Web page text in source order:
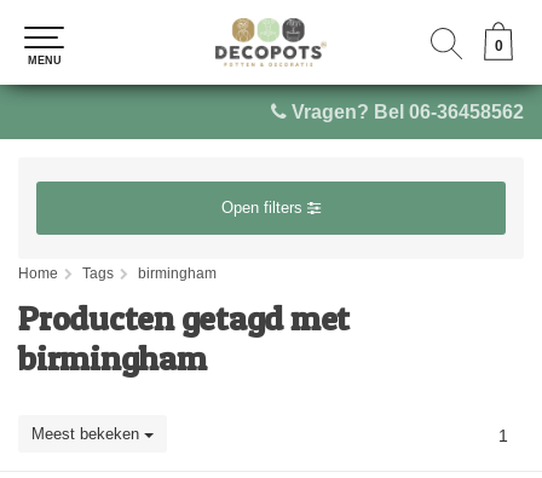
Vragen? Bel 06-36458562
0
MENU
0
MENU
Open filters
Home Tags birmingham
Producten getagd met
birmingham
Meest bekeken 1